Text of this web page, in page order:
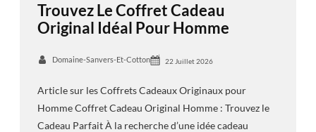
Trouvez Le Coffret Cadeau
Original Idéal Pour Homme
Domaine-Sanvers-Et-Cotton 22 Juillet 2026
Article sur les Coffrets Cadeaux Originaux pour
Homme Coffret Cadeau Original Homme : Trouvez le
Cadeau Parfait À la recherche d’une idée cadeau